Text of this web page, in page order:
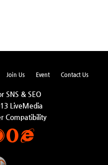
Join Us Event Contact Us
SNS & SEO
LiveMedia
Compatibility